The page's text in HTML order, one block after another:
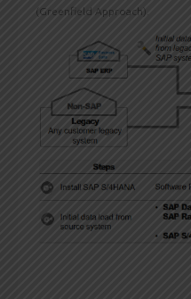
(Greenfield Approach).